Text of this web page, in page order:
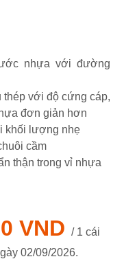
đơn giản hơn
khối lượng nhẹ
cầm
thận trong vỉ nhựa
VND / 1 cái
02/09/2026.